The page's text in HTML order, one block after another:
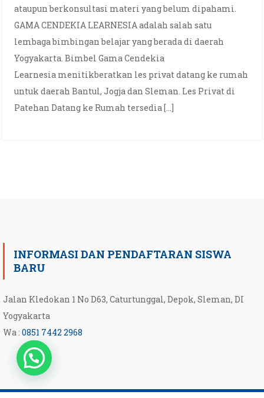
ataupun berkonsultasi materi yang belum dipahami.
GAMA CENDEKIA LEARNESIA adalah salah satu
lembaga bimbingan belajar yang berada di daerah
Yogyakarta. Bimbel Gama Cendekia
Learnesia menitikberatkan les privat datang ke rumah
untuk daerah Bantul, Jogja dan Sleman. Les Privat di
Patehan Datang ke Rumah tersedia […]
INFORMASI DAN PENDAFTARAN SISWA
BARU
Jalan Kledokan 1 No D63, Caturtunggal, Depok, Sleman, DI
Yogyakarta
Wa : 0851 7442 2968